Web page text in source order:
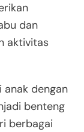
dan
aktivitas
anak dengan
benteng
berbagai